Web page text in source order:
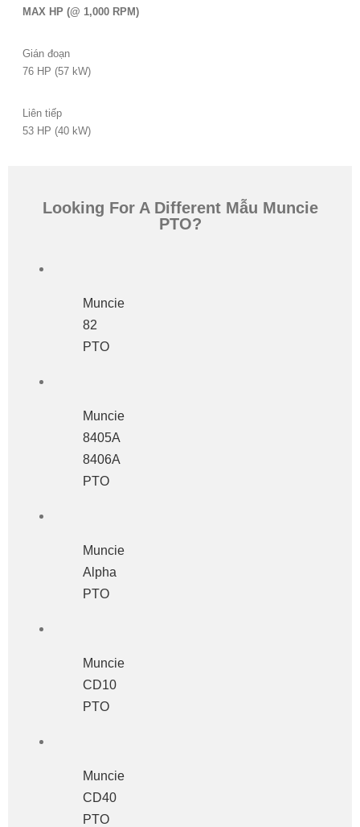
MAX HP (@ 1,000 RPM)
Gián đoạn
76 HP (57 kW)
Liên tiếp
53 HP (40 kW)
Looking For A Different Mẫu Muncie
PTO?
Muncie
82
PTO
Muncie
8405A
8406A
PTO
Muncie
Alpha
PTO
Muncie
CD10
PTO
Muncie
CD40
PTO